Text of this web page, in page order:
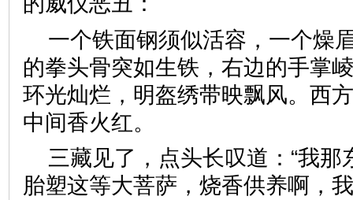
一个铁面钢须似活容，一个燥
的拳头骨突如生铁，右边的手掌
环光灿烂，明盔绣带映飘风。西
中间香火红。
三藏见了，点头长叹道：“我
胎塑这等大菩萨，烧香供养啊，